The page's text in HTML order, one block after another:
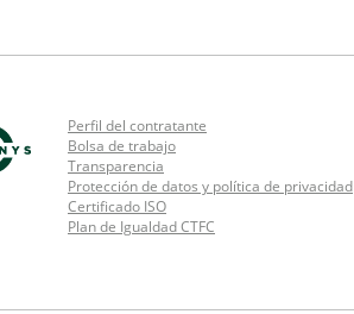
Perfil del contratante
Bolsa de trabajo
Transparencia
Protección de datos y política de privacidad
Certificado ISO
Plan de Igualdad CTFC